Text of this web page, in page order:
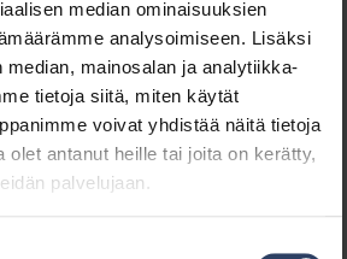
median ominaisuuksien
analysoimiseen. Lisäksi
median, mainosalan ja analytiikka-
tietoja siitä, miten käytät
voivat yhdistää näitä tietoja
olet antanut heille tai joita on kerätty,
palvelujaan.
Kyllä
Ei
Ei